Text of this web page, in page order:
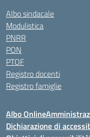
Albo sindacale
Modulistica
PNRR
PON
PTOF
Registro docenti
Registro famiglie
Albo Online
Dichiarazione di